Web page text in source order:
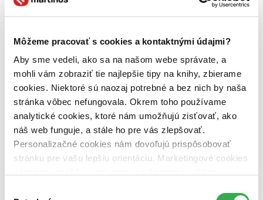
Môžeme pracovať s cookies a kontaktnými údajmi?
Aby sme vedeli, ako sa na našom webe správate, a
mohli vám zobraziť tie najlepšie tipy na knihy, zbierame
cookies. Niektoré sú naozaj potrebné a bez nich by naša
stránka vôbec nefungovala. Okrem toho používame
analytické cookies, ktoré nám umožňujú zisťovať, ako
náš web funguje, a stále ho pre vás zlepšovať.
Personalizačné cookies nám dovoľujú prispôsobovať
stránku pre vašu lepšiu orientáciu. Marketingové cookies
Dostupnosť
predpredaj (0 titulov)predpredaj
dostupná (bez vypredaných) (0 titulov)dostupná (bez
vypredaných)
nová (0 titulov)nová
čítaná (0 titulov)čítaná
čítaná - výborný stav (0 titulov)čítaná - výborný stav
čítaná - mierne opotrebovaná (0 titulov)čítaná - mierne
opotrebovaná
čítané verzie vypredaných kníh (0 titulov)čítané verzie
vypredaných kníh